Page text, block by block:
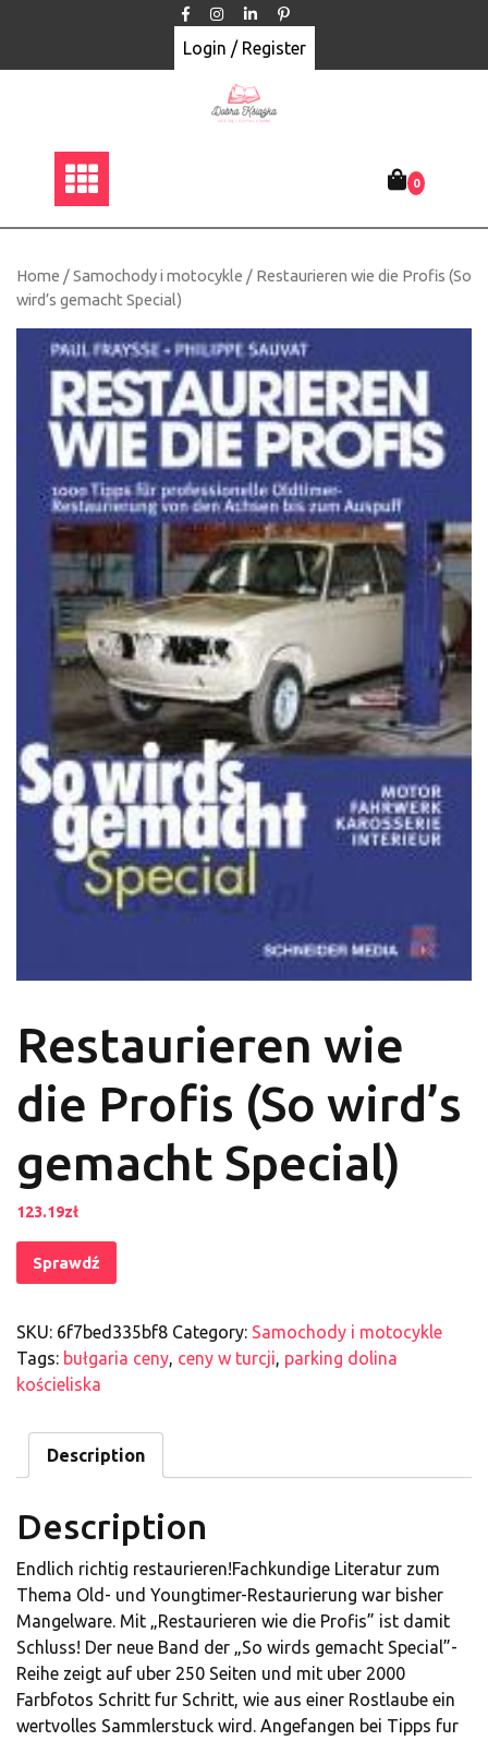
Login / Register
0
Home /Samochody i motocykle / Restaurieren wie die Profis (So
wird’s gemacht Special)
Restaurieren wie
die Profis (So wird’s
gemacht Special)
123.19zł
Sprawdź
SKU: 6f7bed335bf8 Category: Samochody i motocykle
Tags: bułgaria ceny ceny w turcji parking dolina
kościeliska
Description
Description
Endlich richtig restaurieren!Fachkundige Literatur zum
Thema Old- und Youngtimer-Restaurierung war bisher
Mangelware. Mit „Restaurieren wie die Profis” ist damit
Schluss! Der neue Band der „So wirds gemacht Special”-
Reihe zeigt auf uber 250 Seiten und mit uber 2000
Farbfotos Schritt fur Schritt, wie aus einer Rostlaube ein
wertvolles Sammlerstuck wird. Angefangen bei Tipps fur